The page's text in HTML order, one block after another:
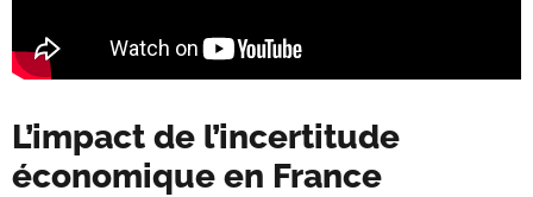
L’impact de l’incertitude
économique en France